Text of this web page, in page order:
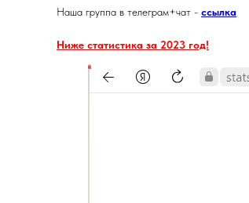
Наша группа в телеграм+чат - ссылка
Ниже статистика за 2023 год!